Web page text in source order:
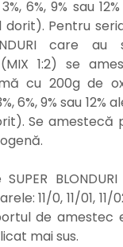
3%, 6%, 9% sau
dorit). Pentru
care
1:2) se
cu 200g de
6%, 9% sau
Se amestecă
11/0, 11/01, 11/
de amestec
mai sus.